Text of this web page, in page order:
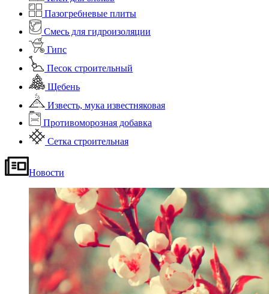
Пазогребневые плиты
Смесь для гидроизоляции
Гипс
Песок строительный
Щебень
Известь, мука известняковая
Противоморозная добавка
Сетка строительная
Новости